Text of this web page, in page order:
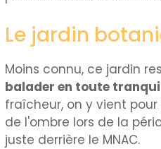
Le jardin
Moins connu, ce jardin
balader en toute
fraîcheur, on y vient
de l'ombre lors de la
juste derrière le MNAC.